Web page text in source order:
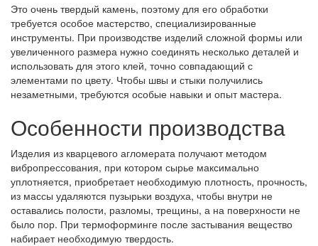
Это очень твердый камень, поэтому для его обработки
требуется особое мастерство, специализированные
инструменты. При производстве изделий сложной формы или
увеличенного размера нужно соединять несколько деталей и
использовать для этого клей, точно совпадающий с
элементами по цвету. Чтобы швы и стыки получились
незаметными, требуются особые навыки и опыт мастера.
Особенности производства
Изделия из кварцевого агломерата получают методом
вибропрессования, при котором сырье максимально
уплотняется, приобретает необходимую плотность, прочность,
из массы удаляются пузырьки воздуха, чтобы внутри не
оставались полости, разломы, трещины, а на поверхности не
было пор. При термоформинге после застывания вещество
набирает необходимую твердость.